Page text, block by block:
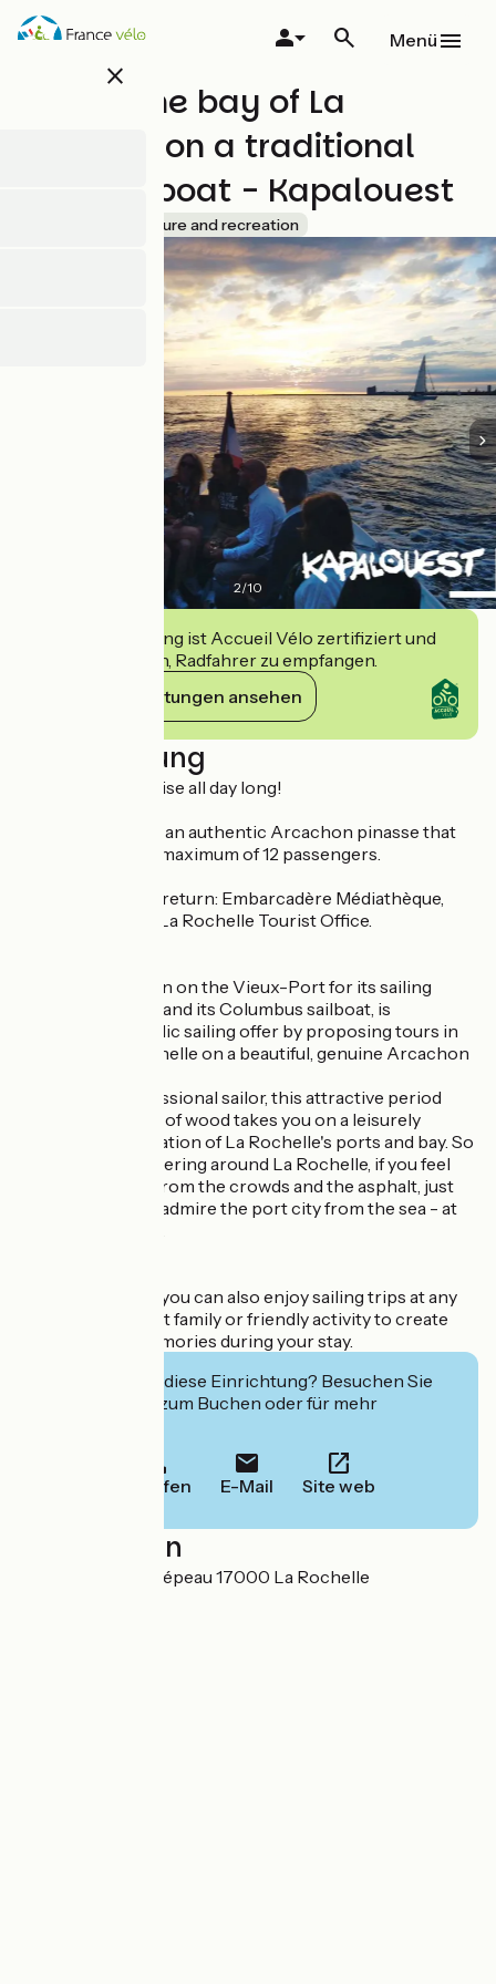
Direkt
zum
close
Menü
Tour of the bay of La
Rochelle on a traditional
wooden boat - Kapalouest
Leisure and recreation
2/10
Diese Einrichtung ist Accueil Vélo zertifiziert und
verpflichtet sich, Radfahrer zu empfangen.
Ihre Verpflichtungen ansehen
Beschreibung
► 1H15 motor cruise all day long!
► You embark on an authentic Arcachon pinasse that
accommodates a maximum of 12 passengers.
► Departure and return: Embarcadère Médiathèque,
350 meters from La Rochelle Tourist Office.
Kapalouest, known on the Vieux-Port for its sailing
maxi-catamarans and its Columbus sailboat, is
expanding its public sailing offer by proposing tours in
the Bay of La Rochelle on a beautiful, genuine Arcachon
Piloted by a professional sailor, this attractive period
boat built entirely of wood takes you on a leisurely
motorized exploration of La Rochelle's ports and bay. So
when you're wandering around La Rochelle, if you feel
like getting away from the crowds and the asphalt, just
climb aboard and admire the port city from the sea - at
With Kapalouest, you can also enjoy sailing trips at any
time of day. A great family or friendly activity to create
unforgettable memories during your stay.
Interessiert Sie diese Einrichtung? Besuchen Sie
deren Website zum Buchen oder für mehr
Anrufen E-Mail Site web
Localisation
Avenue Michel Crépeau 17000 La Rochelle